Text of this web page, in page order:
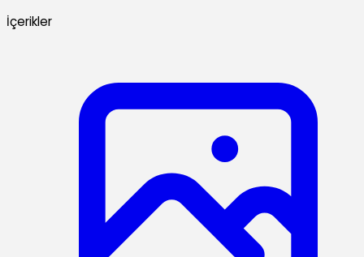
İçerikler